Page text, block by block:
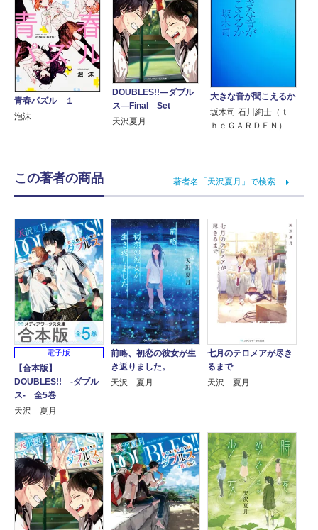
青春パズル １
泡沫
DOUBLES!!―ダブル
ス―Final Set
天沢夏月
大きな音が聞こえるか
坂木司 石川絢士（ｔ
ｈｅＧＡＲＤＥＮ）
この著者の商品 著者名「天沢夏月」で検索
電子版
【合本版】
DOUBLES!! ‐ダブル
ス‐ 全5巻
天沢 夏月
前略、初恋の彼女が生
き返りました。
天沢 夏月
七月のテロメアが尽き
るまで
天沢 夏月